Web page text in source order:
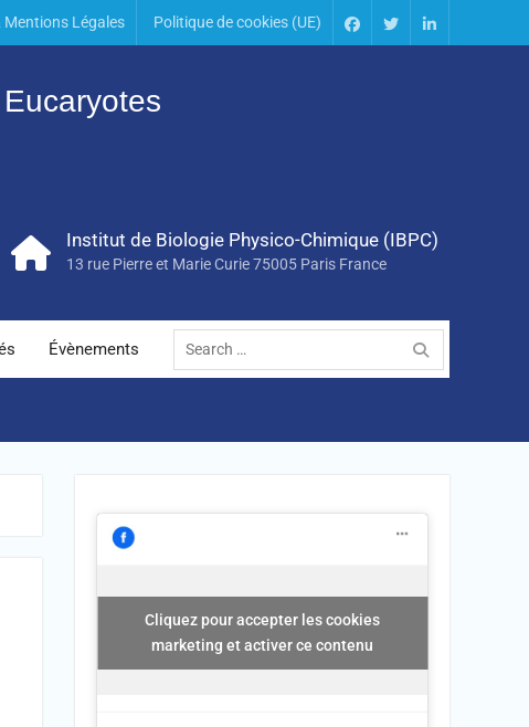
Mentions Légales Politique de cookies (UE)
Institut de Biologie Physico-Chimique (IBPC)
13 rue Pierre et Marie Curie 75005 Paris France
Évènements
Cliquez pour accepter les cookies
marketing et activer ce contenu